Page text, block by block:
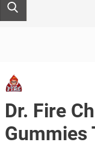
Dr. Fire
Gummies